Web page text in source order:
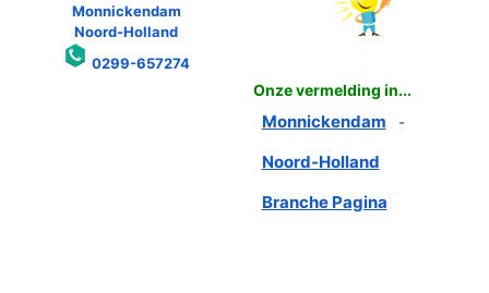
Monnickendam
Noord-Holland
0299-657274
Onze vermelding in...
Monnickendam -
Noord-Holland
Branche Pagina